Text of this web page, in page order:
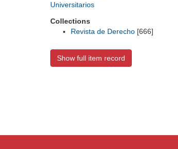
Universitarios
Collections
Revista de Derecho [666]
Show full item record